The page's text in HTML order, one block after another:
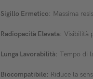
Sigillo Ermetico: Massima
Radiopacità Elevata: Visibilità
Lunga Lavorabilità: Tempo di
Biocompatibile: Riduce la